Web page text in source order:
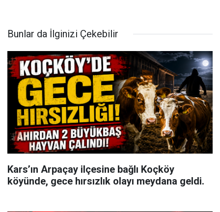
Bunlar da İlginizi Çekebilir
Kars’ın Arpaçay ilçesine bağlı Koçköy
köyünde, gece hırsızlık olayı meydana geldi.